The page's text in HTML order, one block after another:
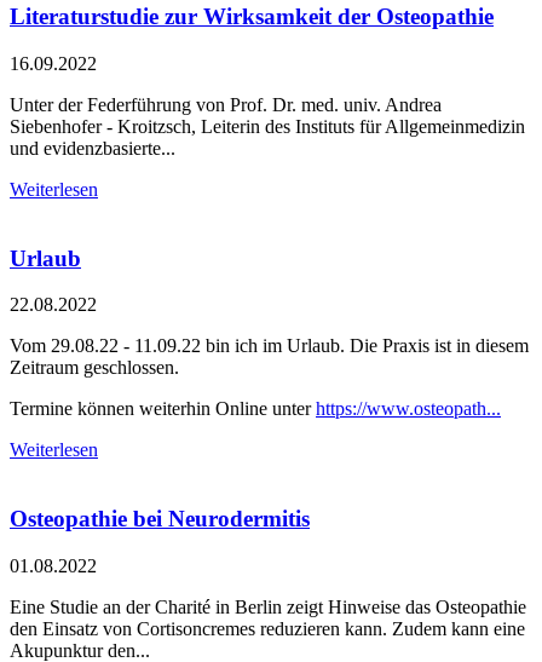
Literaturstudie zur Wirksamkeit der Osteopathie
16.09.2022
Unter der Federführung von Prof. Dr. med. univ. Andrea
Siebenhofer - Kroitzsch, Leiterin des Instituts für Allgemeinmedizin
und evidenzbasierte...
Weiterlesen
Urlaub
22.08.2022
Vom 29.08.22 - 11.09.22 bin ich im Urlaub. Die Praxis ist in diesem
Zeitraum geschlossen.
Termine können weiterhin Online unterhttps://www.osteopath...
Weiterlesen
Osteopathie bei Neurodermitis
01.08.2022
Eine Studie an der Charité in Berlin zeigt Hinweise das Osteopathie
den Einsatz von Cortisoncremes reduzieren kann. Zudem kann eine
Akupunktur den...